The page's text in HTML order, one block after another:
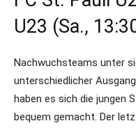
U23 (Sa.,
Nachwuchsteams unter
unterschiedlicher
haben es sich die jungen
bequem gemacht. Der